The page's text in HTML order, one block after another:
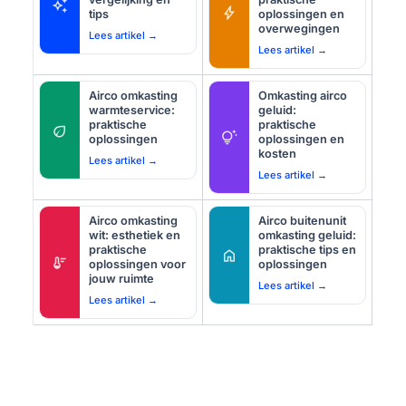
auto_awesome
tips
Lees artikel →
bolt
oplossingen en
overwegingen
Lees artikel →
eco
Airco omkasting
warmteservice:
praktische
oplossingen
Lees artikel →
tips_and_updates
Omkasting airco
geluid:
praktische
oplossingen en
kosten
Lees artikel →
thermostat
Airco omkasting
wit: esthetiek en
praktische
oplossingen voor
jouw ruimte
Lees artikel →
home
Airco buitenunit
omkasting geluid:
praktische tips en
oplossingen
Lees artikel →